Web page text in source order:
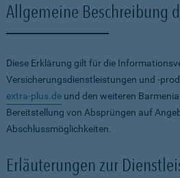
Allgemeine Beschreibung
Diese Erklärung gilt für die
Versicherungsdienstleistungen und -
extra-plus.de und den weiteren
Bereitstellung von Absprüngen auf
Abschlussmöglichkeiten.
Erläuterungen zur